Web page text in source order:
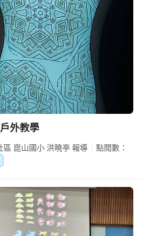
外教學
區 崑山國小 洪曉亭 報導
點閱數：